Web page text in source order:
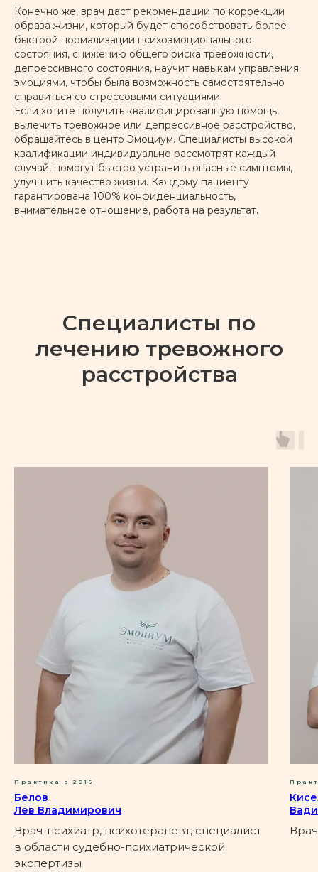
Конечно же, врач даст рекомендации по коррекции
образа жизни, который будет способствовать более
быстрой нормализации психоэмоционального
состояния, снижению общего риска тревожности,
депрессивного состояния, научит навыкам управления
эмоциями, чтобы была возможность самостоятельно
справиться со стрессовыми ситуациями.
Если хотите получить квалифицированную помощь,
вылечить тревожное или депрессивное расстройство,
обращайтесь в центр Эмоциум. Специалисты высокой
квалификации индивидуально рассмотрят каждый
случай, помогут быстро устранить опасные симптомы,
улучшить качество жизни. Каждому пациенту
гарантирована 100% конфиденциальность,
внимательное отношение, работа на результат.
Специалисты по
лечению тревожного
расстройства
Практика с 2016
Белов
Лев Владимирович
Врач-психиатр, психотерапевт, специалист
в области судебно-психиатрической
экспертизы
Предменструальное
дисфорическое
расстройство
ПОДРОБНЕЕ
Биполярное аффективное
расстройство
ПОДРОБНЕЕ
Диссоциативные
Нарциссическое
Расстройства
аутистического спектра
ПОДРОБНЕЕ
ПОДРОБНЕЕ